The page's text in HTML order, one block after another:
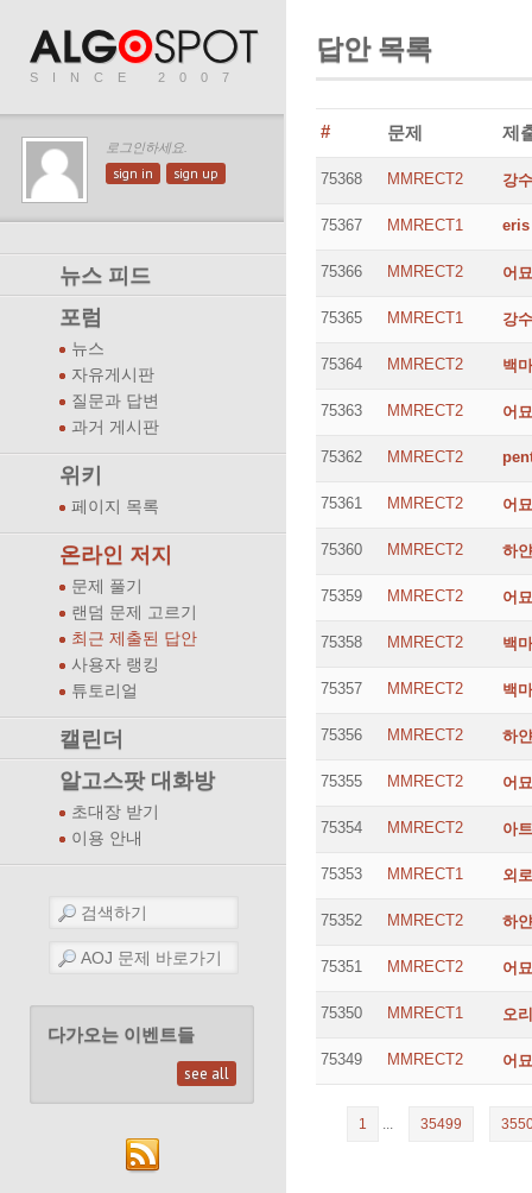
SINCE 2007
로그인하세요.
sign in sign up
뉴스 피드
포럼
뉴스
자유게시판
질문과 답변
과거 게시판
위키
페이지 목록
온라인 저지
문제 풀기
랜덤 문제 고르기
최근 제출된 답안
사용자 랭킹
튜토리얼
캘린더
알고스팟 대화방
초대장 받기
이용 안내
다가오는 이벤트들
see all
답안 목록
# 문제 제
75368 MMRECT2 강
75367 MMRECT1 eris
75366 MMRECT2 어묘
75365 MMRECT1 강
75364 MMRECT2 백
75363 MMRECT2 어묘
75362 MMRECT2
75361 MMRECT2 어묘
75360 MMRECT2 하
75359 MMRECT2 어묘
75358 MMRECT2 백
75357 MMRECT2 백
75356 MMRECT2 하
75355 MMRECT2 어묘
75354 MMRECT2 아
75353 MMRECT1 외
75352 MMRECT2 하
75351 MMRECT2 어묘
75350 MMRECT1 오리
75349 MMRECT2 어묘
1 ... 35499